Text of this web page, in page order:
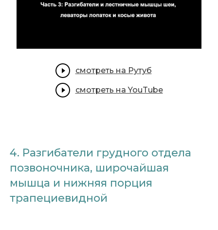
смотреть на Рутуб
смотреть на YouTube
4. Разгибатели грудного отдела
позвоночника, широчайшая
мышца и нижняя порция
трапециевидной